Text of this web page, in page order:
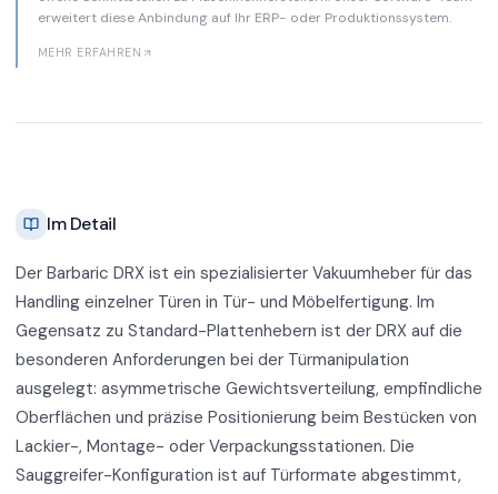
erweitert diese Anbindung auf Ihr ERP- oder Produktionssystem.
MEHR ERFAHREN
Im Detail
Der Barbaric DRX ist ein spezialisierter Vakuumheber für das
Handling einzelner Türen in Tür- und Möbelfertigung. Im
Gegensatz zu Standard-Plattenhebern ist der DRX auf die
besonderen Anforderungen bei der Türmanipulation
ausgelegt: asymmetrische Gewichtsverteilung, empfindliche
Oberflächen und präzise Positionierung beim Bestücken von
Lackier-, Montage- oder Verpackungsstationen. Die
Sauggreifer-Konfiguration ist auf Türformate abgestimmt,